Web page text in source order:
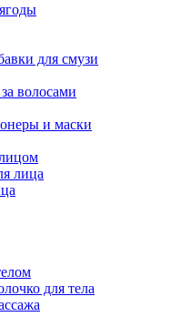
для смузи
волосами
и маски
лица
для тела